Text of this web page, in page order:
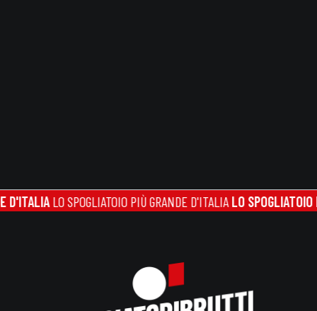
LO SPOGLIATOIO PIÙ GRANDE D'ITALIALO SPOGLIATOIO PIÙ